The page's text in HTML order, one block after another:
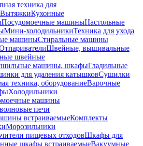
техника для
ВытяжкиКухонные
Посудомоечные машиныНастольные
Мини-холодильникиТехника для ухода
машиныСтиральные машины
Швейные, вышивальные
швейные
машины, шкафыГладильные
для удаления катышковСушилки
техника, оборудованиеВарочные
Холодильники
машины
печи
встраиваемыеКомплекты
Морозильники
пищевых отходовШкафы для
шкафы встраиваемыеВакуумные